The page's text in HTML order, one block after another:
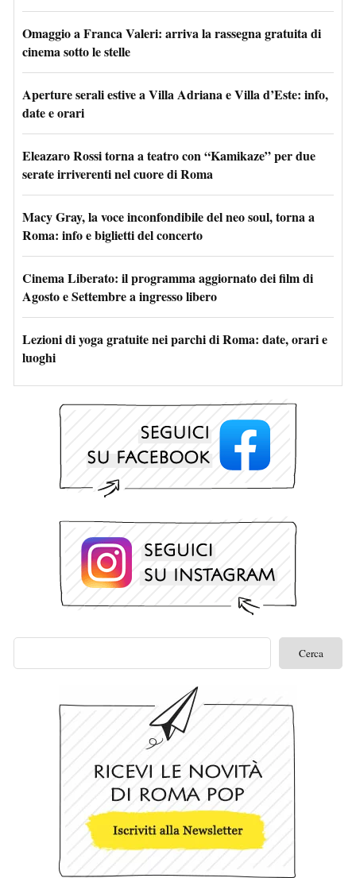
Omaggio a Franca Valeri: arriva la rassegna gratuita di
cinema sotto le stelle
Aperture serali estive a Villa Adriana e Villa d’Este: info,
date e orari
Eleazaro Rossi torna a teatro con “Kamikaze” per due
serate irriverenti nel cuore di Roma
Macy Gray, la voce inconfondibile del neo soul, torna a
Roma: info e biglietti del concerto
Cinema Liberato: il programma aggiornato dei film di
Agosto e Settembre a ingresso libero
Lezioni di yoga gratuite nei parchi di Roma: date, orari e
luoghi